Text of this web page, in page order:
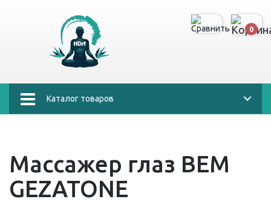
0
Каталог товаров
Массажер глаз BEM
GEZATONE